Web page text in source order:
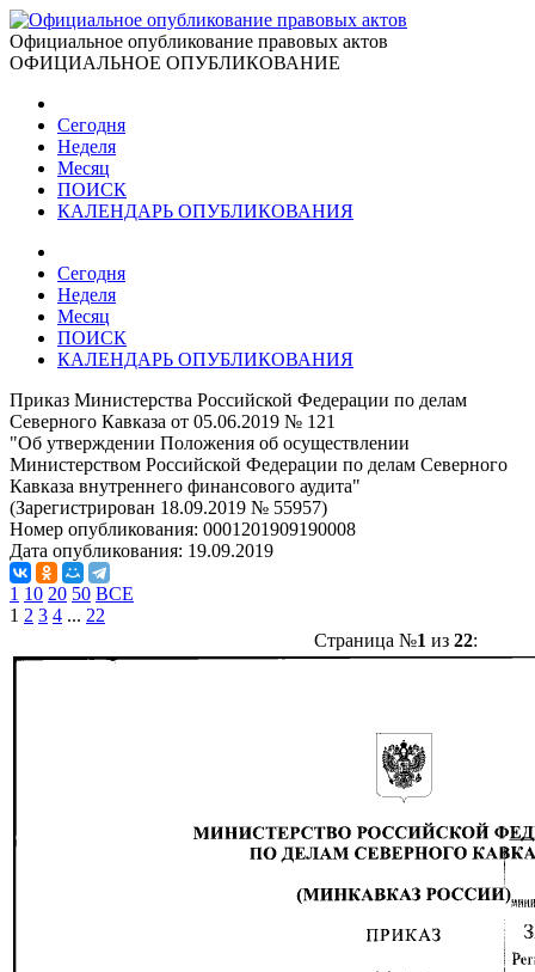
Официальное опубликование правовых актов
ОФИЦИАЛЬНОЕ ОПУБЛИКОВАНИЕ
Сегодня
Неделя
Месяц
ПОИСК
КАЛЕНДАРЬ ОПУБЛИКОВАНИЯ
Сегодня
Неделя
Месяц
ПОИСК
КАЛЕНДАРЬ ОПУБЛИКОВАНИЯ
Приказ Министерства Российской Федерации по делам
Северного Кавказа от 05.06.2019 № 121
"Об утверждении Положения об осуществлении
Министерством Российской Федерации по делам Северного
Кавказа внутреннего финансового аудита"
(Зарегистрирован 18.09.2019 № 55957)
Номер опубликования: 0001201909190008
Дата опубликования: 19.09.2019
1 10 20 50 ВСЕ
1 2 3 4 ... 22
Страница №1 из 22: